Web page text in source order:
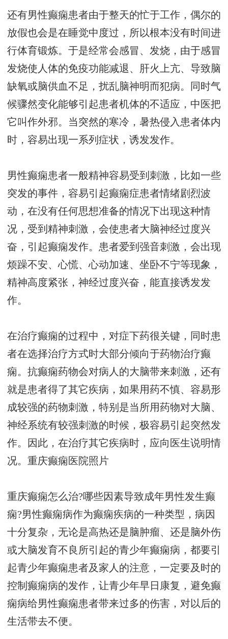
还有男性癫痫患者由于整天的忙于工作，偶尔的
放假也会是在睡觉中度过，所以根本没有时间进
行体育锻炼。于是经常会感冒、发烧，由于感冒
发烧使人体的免疫功能减退、肝火上亢、导致脑
缺氧或脑供血不足，扰乱脑神明而犯病。同时气
候骤然变化能够引起患者机体的不适应，中医把
它叫作外邪。当突然的寒冷，暑热侵入患者体内
时，容易出现一系列症状，诱发发作。
男性癫痫患者一般精神容易受到刺激，比如一些
突发的事件，容易引起癫痫症患者情绪剧烈波
动，在没有任何思想准备的情况下出现这种情
况，受到精神刺激，会使患者大脑神经过度兴
奋，引起癫痫发作。患者爱到强音刺激，会出现
烦躁不安、心慌、心动加速、坐卧不宁等现象，
精神高度紧张，神经过度兴奋，能直接诱发发
作。
在治疗癫痫的过程中，对症下药很关键，同时患
者在选择治疗方式时大部分倾向于药物治疗癫
痫。抗癫痫药物会对病人的大脑带来刺激，还有
就是患者得了其它疾病，如果用药不慎、容易形
成较强的药物刺激，特别是当所用药物对大脑、
神经系统有较强刺激的时候，极容易引起突然发
作。因此，在治疗其它疾病时，应向医生说明情
况。 重庆癫痫医院照片
重庆癫痫怎么治?哪些因素导致成年男性发生癫
痫?男性癫痫病作为癫痫疾病的一种类型，病因
十分复杂，无论是高热还是脑肿瘤、还是脑外伤
或大脑发育不良所引起的青少年癫痫病，都要引
起青少年癫痫患者及家人的注意，一定要及时的
控制癫痫病的发作，让青少年早日康复，避免癫
痫病给男性癫痫患者带来过多的伤害，对以后的
生活带去不便。